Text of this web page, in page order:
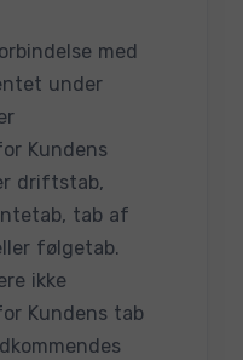
med
under
Kundens
driftstab,
tab af
følgetab.
ikke
Kundens tab